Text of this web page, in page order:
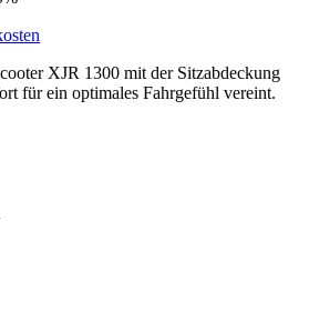
XJR 1300 mit der Sitzabdeckung
für ein optimales Fahrgefühl vereint.